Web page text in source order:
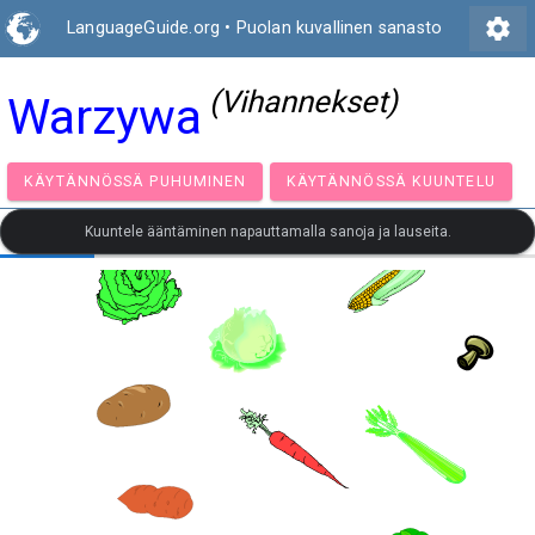
LanguageGuide.org • Puolan kuvallinen sanasto settings
Warzywa (Vihannekset)
KÄYTÄNNÖSSÄ PUHUMINEN KÄYTÄNNÖSSÄ
Kuuntele ääntäminen napauttamalla sanoja ja lauseita.